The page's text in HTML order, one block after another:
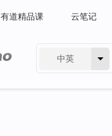
有道精品课 云笔记
中英